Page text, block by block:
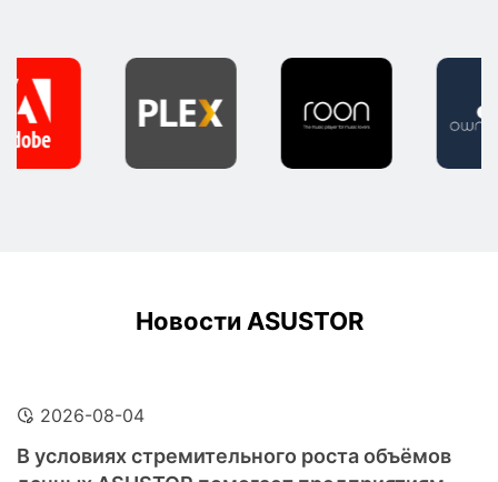
Новости ASUSTOR
2026-08-04
В условиях стремительного роста объёмов